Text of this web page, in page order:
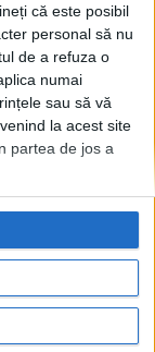
că este posibil
personal să nu
de a refuza o
numai
sau să vă
la acest site
partea de jos a
Lucian
rugby-
de
bună. În
nevoie
Se va căuta
și la
pentru sport